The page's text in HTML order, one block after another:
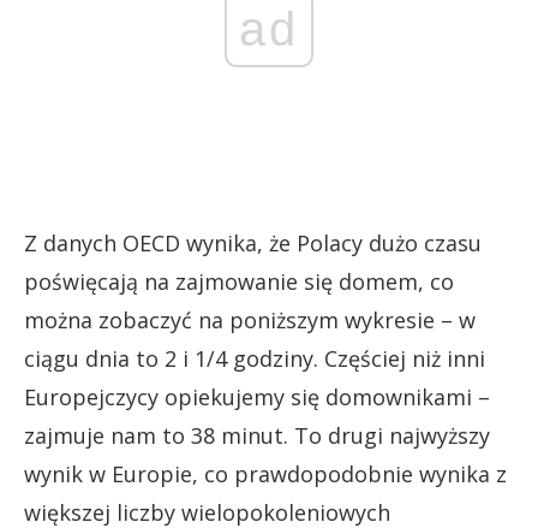
ad
Z danych OECD wynika, że Polacy dużo czasu
poświęcają na zajmowanie się domem, co
można zobaczyć na poniższym wykresie – w
ciągu dnia to 2 i 1/4 godziny. Częściej niż inni
Europejczycy opiekujemy się domownikami –
zajmuje nam to 38 minut. To drugi najwyższy
wynik w Europie, co prawdopodobnie wynika z
większej liczby wielopokoleniowych